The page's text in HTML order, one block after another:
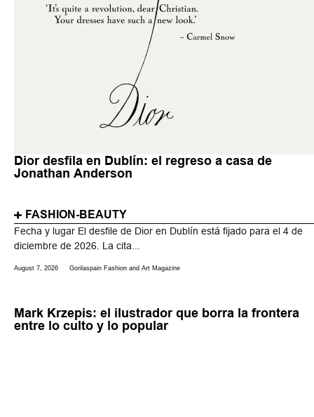
Dior desfila en Dublín: el regreso a casa de
Jonathan Anderson
FASHION-BEAUTY
Fecha y lugar El desfile de Dior en Dublín está fijado para el 4 de
diciembre de 2026. La cita...
August 7, 2026 Gorilaspain Fashion and Art Magazine
Mark Krzepis: el ilustrador que borra la frontera
entre lo culto y lo popular